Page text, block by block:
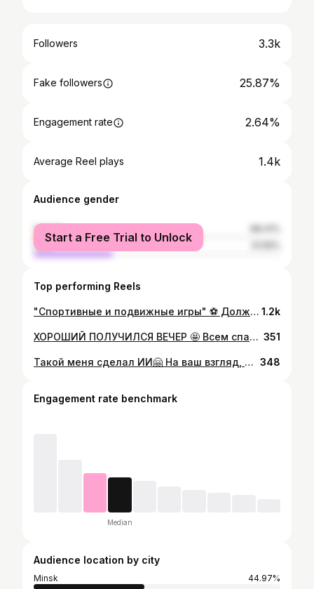
Followers 3.3k
Fake followers 25.87%
Engagement rate 2.64%
Average Reel plays 1.4k
Audience gender
female
male
Start a Free Trial to Unlock
Top performing Reels
"Спортивные и подвижные игры" ⚽ Должны были играть в футбол, но всю пару пробегали играя в разные игры🤗 Было весело 😁 1.2k
ХОРОШИЙ ПОЛУЧИЛСЯ ВЕЧЕР 🤩 Всем спасибо, что были вместе, не со всеми получилось сфоткаться🤗 351
Такой меня сделал ИИ🤗 На ваш взгляд, мне идёт тёмный цвет волос?? 348
Engagement rate benchmark
Median
Audience location by city
Minsk
44.97%